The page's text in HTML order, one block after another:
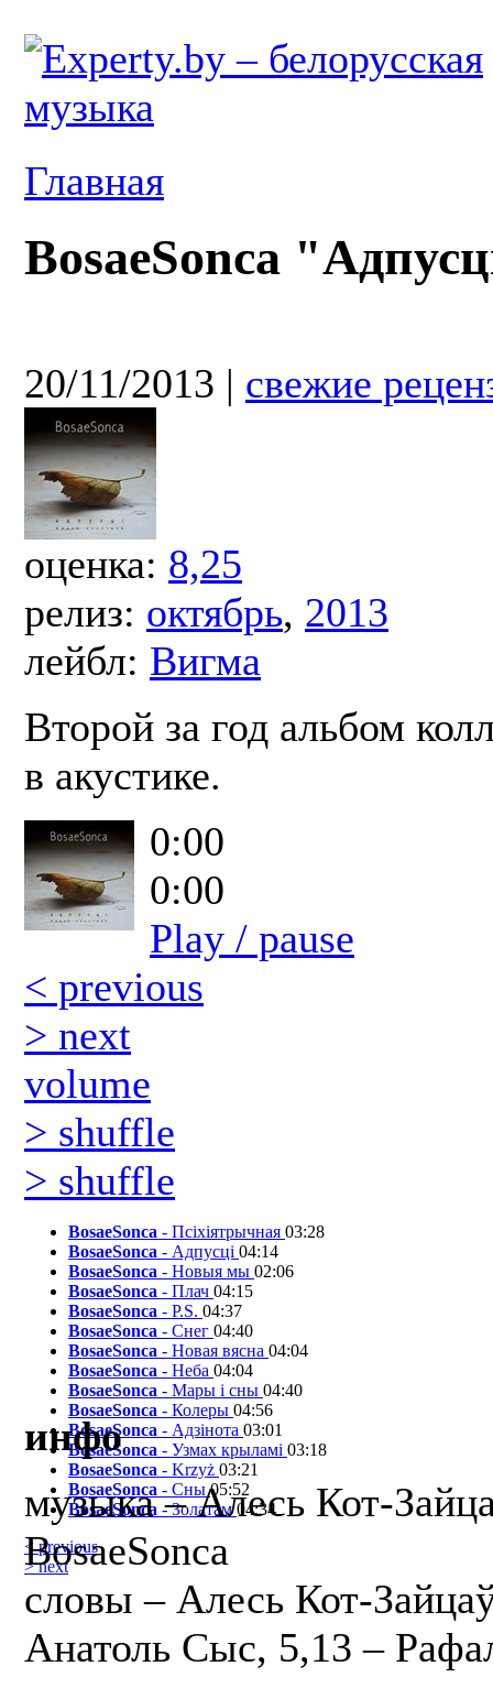
Главная
BosaeSonca
20/11/2013 | свежие
оценка: 8,25
релиз: октябрь, 2013
лейбл: Вигма
Второй за год альбом
в акустике.
0:00
0:00
Play / pause
< previous
> next
volume
> shuffle
> shuffle
BosaeSonca - Псіхіятрычная 03:28
BosaeSonca - Адпусці 04:14
BosaeSonca - Новыя мы 02:06
BosaeSonca - Плач 04:15
BosaeSonca - P.S. 04:37
BosaeSonca - Снег 04:40
BosaeSonca - Новая вясна 04:04
BosaeSonca - Неба 04:04
BosaeSonca - Мары і сны 04:40
BosaeSonca - Колеры 04:56
BosaeSonca - Адзінота 03:01
BosaeSonca - Узмах крыламі 03:18
BosaeSonca - Krzyż 03:21
BosaeSonca - Сны05:52
BosaeSonca - Золатам04:34
< previous
> next
инфо
музыка – Алесь Кот-
BosaeSonca
словы – Алесь Кот-
Анатоль Сыс, 5,13 –